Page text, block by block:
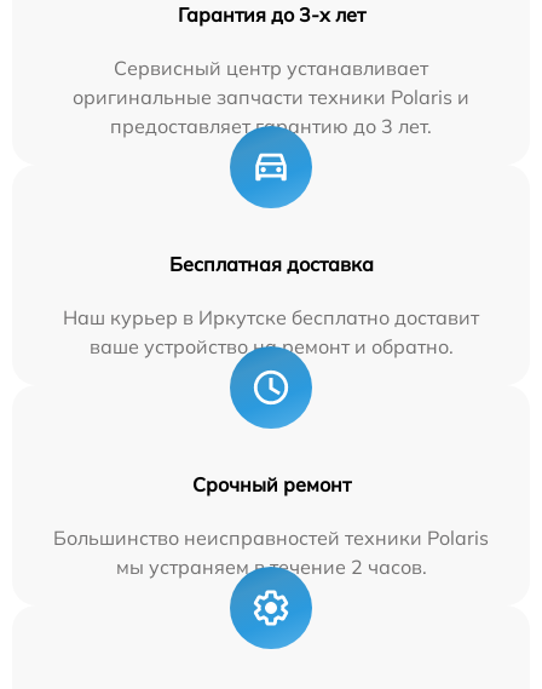
Гарантия до 3-х лет
Сервисный центр устанавливает
оригинальные запчасти техники Polaris и
предоставляет гарантию до 3 лет.
Бесплатная доставка
Наш курьер в Иркутске бесплатно доставит
ваше устройство на ремонт и обратно.
Срочный ремонт
Большинство неисправностей техники Polaris
мы устраняем в течение 2 часов.